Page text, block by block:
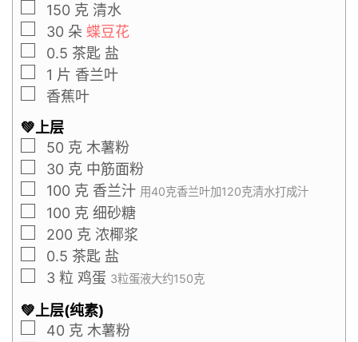
150 克 清水
30 朵 蝶豆花
0.5 茶匙 盐
1 片 香兰叶
香蕉叶
💚上层
50 克 木薯粉
30 克 中筋面粉
100 克 香兰汁 用40克香兰叶加120克清水打成汁
100 克 细砂糖
200 克 浓椰浆
0.5 茶匙 盐
3 粒 鸡蛋 3粒蛋液大约150克
💚上层(纯素)
40 克 木薯粉